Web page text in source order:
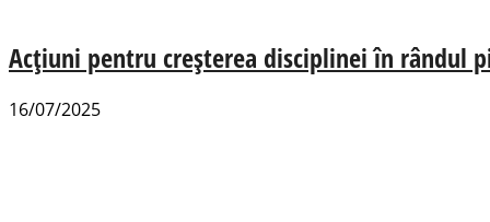
Acțiuni pentru creșterea disciplinei în rândul
16/07/2025